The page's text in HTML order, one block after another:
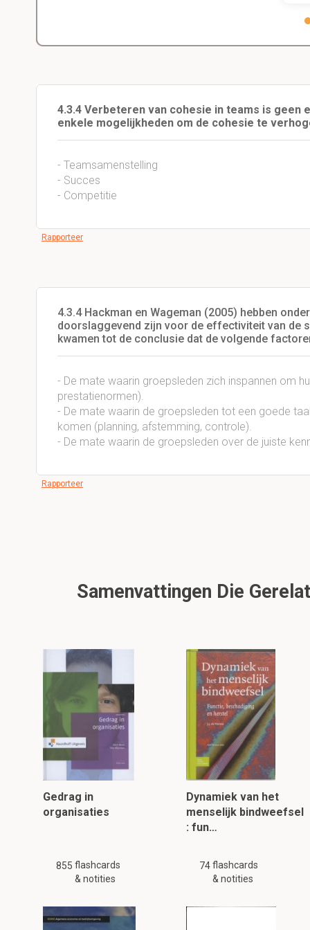
4.3.4 Verbeteren van cohesie in teams is geen
enkele mogelijkheden om de cohesie te
- Teamsamenstelling
- Succes
- Competitie
Rapporteer
4.3.4 Hackman en Wageman (2005) hebben
doorslaggevend zijn voor de effectiviteit van de
kwamen tot de conclusie dat de volgende
- De mate waarin groepsleden zich inspannen om
prestatienormen).
- De mate waarin de groepsleden tot een goede
komen (planning, afstemming, controle).
- De mate waarin de groepsleden over de juiste
Rapporteer
Samenvattingen Die
Gedrag in
organisaties
855 flashcards
& notities
Dynamiek van het
menselijk bindweefsel
: fun…
74 flashcards
& notities